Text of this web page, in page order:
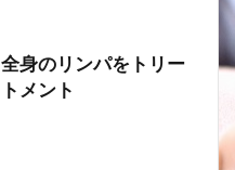
全身のリンパをトリー
トメント